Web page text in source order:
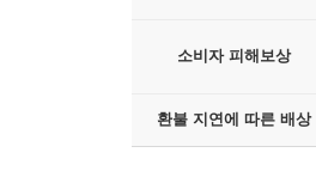
소비자 피해보상
환불 지연에 따른 배상